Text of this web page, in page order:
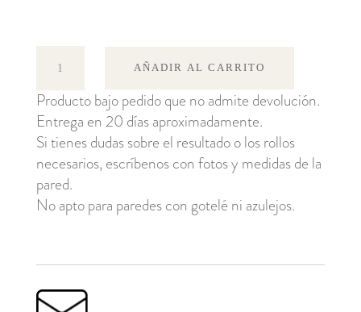
cantidad
AÑADIR AL CARRITO
Producto bajo pedido que no admite devolución.
Entrega en 20 días aproximadamente.
Si tienes dudas sobre el resultado o los rollos
necesarios, escríbenos con fotos y medidas de la
pared.
No apto para paredes con gotelé ni azulejos.